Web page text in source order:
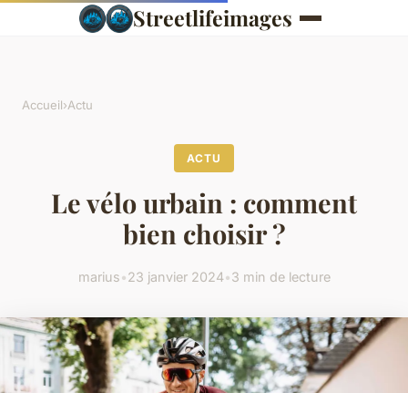
Streetlifeimages
Accueil›Actu
ACTU
Le vélo urbain : comment
bien choisir ?
marius•23 janvier 2024•3 min de lecture